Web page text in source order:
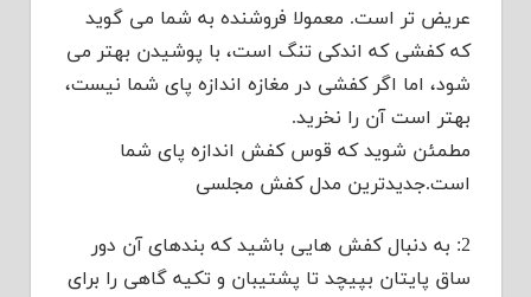
عریض تر است. معمولا فروشنده به شما می گوید
که کفشی که اندکی تنگ است، با پوشیدن بهتر می
شود، اما اگر کفشی در مغازه اندازه پای شما نیست،
بهتر است آن را نخرید.
مطمئن شوید که قوس کفش اندازه پای شما
است.جدیدترین مدل کفش مجلسی
2: به دنبال کفش هایی باشید که بندهای آن دور
ساق پایتان بپیچد تا پشتیبان و تکیه گاهی را برای